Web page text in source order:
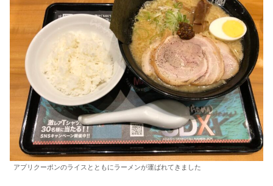
アプリクーポンのライスとともにラーメンが運ばれてきました